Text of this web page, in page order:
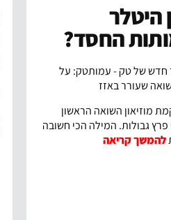
היטלר
החסד?
חדש של טק - עמותטק: על
מוזיאון השואה הראשון
גבולות. המילה הכי חשובה
להמשך קריאה